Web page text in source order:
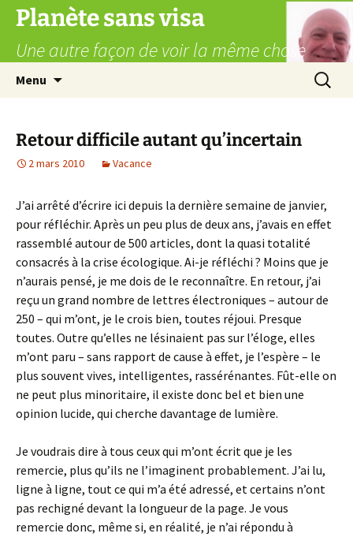
Aller
contenu
Planète sans visa
Une autre façon de voir la même chose
Menu
Retour difficile autant qu’incertain
2 mars 2010 Vacance
J’ai arrêté d’écrire ici depuis la dernière semaine de janvier,
pour réfléchir. Après un peu plus de deux ans, j’avais en effet
rassemblé autour de 500 articles, dont la quasi totalité
consacrés à la crise écologique. Ai-je réfléchi ? Moins que je
n’aurais pensé, je me dois de le reconnaître. En retour, j’ai
reçu un grand nombre de lettres électroniques – autour de
250 – qui m’ont, je le crois bien, toutes réjoui. Presque
toutes. Outre qu’elles ne lésinaient pas sur l’éloge, elles
m’ont paru – sans rapport de cause à effet, je l’espère – le
plus souvent vives, intelligentes, rassérénantes. Fût-elle on
ne peut plus minoritaire, il existe donc bel et bien une
opinion lucide, qui cherche davantage de lumière.
Je voudrais dire à tous ceux qui m’ont écrit que je les
remercie, plus qu’ils ne l’imaginent probablement. J’ai lu,
ligne à ligne, tout ce qui m’a été adressé, et certains n’ont
pas rechigné devant la longueur de la page. Je vous
remercie donc, même si, en réalité, je n’ai répondu à